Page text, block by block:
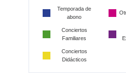
Temporada de
abono
Conciertos
Familiares
Conciertos
Didácticos